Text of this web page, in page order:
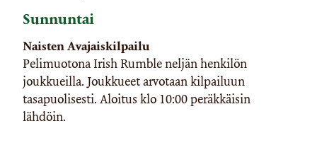
Sunnuntai
Naisten Avajaiskilpailu
Pelimuotona Irish Rumble neljän henkilön
joukkueilla. Joukkueet arvotaan kilpailuun
tasapuolisesti. Aloitus klo 10:00 peräkkäisin
lähdöin.